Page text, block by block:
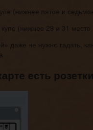
(нижнее пятое и
(нижнее 29 и 31
даже не нужно гадать,
есть